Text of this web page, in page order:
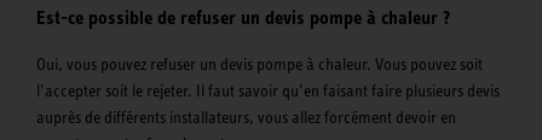
Est-ce possible de refuser un devis pompe à chaleur ?
Oui, vous pouvez refuser un devis pompe à chaleur. Vous pouvez soit
l’accepter soit le rejeter. Il faut savoir qu’en faisant faire plusieurs devis
auprès de différents installateurs, vous allez forcément devoir en